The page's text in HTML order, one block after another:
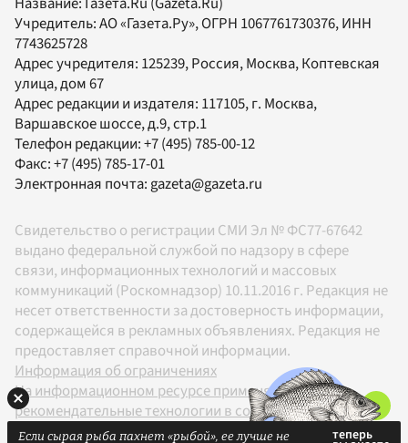
Учредитель:АО «Газета.Ру», ОГРН 1067761730376, ИНН
7743625728
Адрес учредителя: 125239, Россия, Москва, Коптевская
улица, дом 67
Адрес редакции и издателя: 117105, г. Москва,
Варшавское шоссе, д.9, стр.1
Телефон редакции:+7 (495) 785-00-12
Факс:+7 (495) 785-17-01
Электронная почта:gazeta@gazeta.ru
Свидетельство о регистрации СМИ Эл № ФС77-67642
выдано федеральной службой по надзору в сфере
связи, информационных технологий и массовых
коммуникаций (Роскомнадзор) 10.11.2016 г. Редакция не
несет ответственности за достоверность информации,
содержащейся в рекламных объявлениях. Редакция не
предоставляет справочной информации.
Информация об ограничениях
На информационном ресурсе применяются
рекомендательные технологии в соответствии с
Правилами
Если сырая рыба пахнет «рыбой», ее лучше не